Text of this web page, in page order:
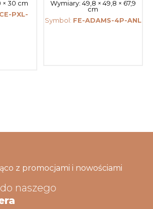
× 30 cm
PXL-
Wymiary: 49,8 × 49,8 × 67,9
cm
Symbol: FE-ADAMS-4P-ANL
z promocjami i nowościami
naszego